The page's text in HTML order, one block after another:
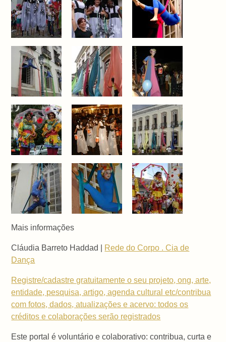
Mais informações
Cláudia Barreto Haddad | Rede do Corpo . Cia de
Dança
Registre/cadastre gratuitamente o seu projeto, ong, arte,
entidade, pesquisa, artigo, agenda cultural etc/contribua
com fotos, dados, atualizações e acervo: todos os
créditos e colaborações serão registrados
Este portal é voluntário e colaborativo: contribua, curta e